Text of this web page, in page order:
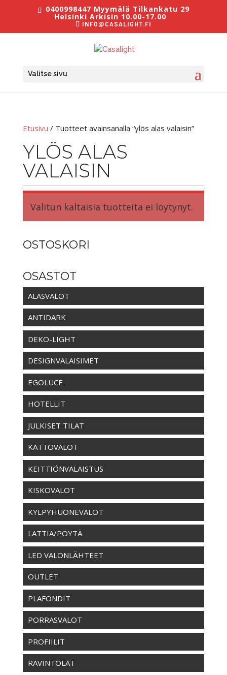
0400998447 Myymälä Tilkankatu 29
Helsinki Arkisin 10.00-17.00
INFO@CASALIGHT.FI
Valitse sivu
Etusivu / Tuotteet avainsanalla “ylös alas valaisin”
YLÖS ALAS
VALAISIN
Valitun kaltaisia tuotteita ei löytynyt.
OSTOSKORI
OSASTOT
ALASVALOT
ANTIDARK
DEKO-LIGHT
DESIGNVALAISIMET
EGOLUCE
HOTELLIT
JULKISET TILAT
KATTOVALOT
KEITTIÖNVALAISTUS
KISKOVALOT
KYLPYHUONEVALOT
LATTIA/PÖYTÄ
LED VALONLÄHTEET
OUTLET
PLAFONDIT
PORRASVALOT
PROFIILIT
RAVINTOLAT